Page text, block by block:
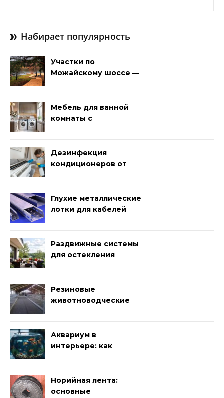
Набирает популярность
Участки по
Можайскому шоссе —
Мебель для ванной
комнаты с
Дезинфекция
кондиционеров от
Глухие металлические
лотки для кабелей
Раздвижные системы
для остекления
Резиновые
животноводческие
помогают решать
Аквариум в
интерьере: как
Норийная лента:
основные